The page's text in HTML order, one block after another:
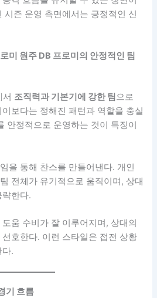
시즌 운영 측면에서는 긍정적인 신
미 원주 DB 프로미의 안정적인 팀
서 조직력과 기본기에 강한 팀 으로
보다는 정해진 패턴과 역할을 충실
안정적으로 운영하는 것이 특징이
을 통해 찬스를 만들어낸다. 개인
전체가 유기적으로 움직이며, 상대
한다.
움 수비가 잘 이루어지며, 상대의
호한다. 이런 스타일은 접전 상황
다.
기 흐름